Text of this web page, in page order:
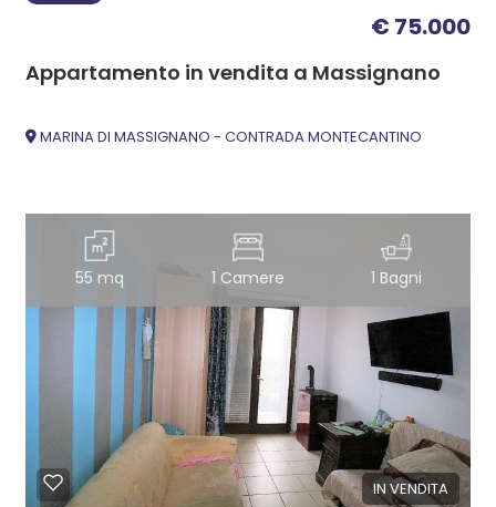
€ 75.000
Appartamento in vendita a Massignano
MARINA DI MASSIGNANO - CONTRADA MONTECANTINO
55 mq 1 Camere 1 Bagni
IN VENDITA